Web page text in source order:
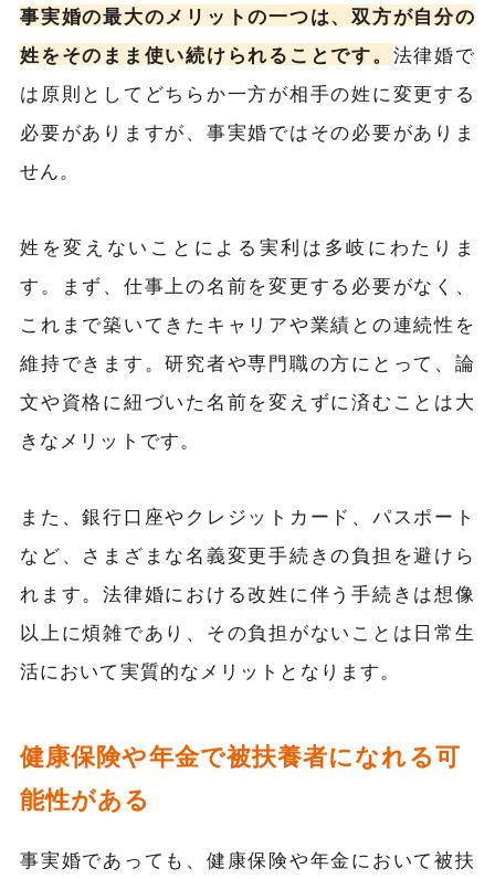
事実婚の最大のメリットの一つは、双方が自分の
姓をそのまま使い続けられることです。 法律婚で
は原則としてどちらか一方が相手の姓に変更する
必要がありますが、事実婚ではその必要がありま
せん。
姓を変えないことによる実利は多岐にわたりま
す。まず、仕事上の名前を変更する必要がなく、
これまで築いてきたキャリアや業績との連続性を
維持できます。研究者や専門職の方にとって、論
文や資格に紐づいた名前を変えずに済むことは大
きなメリットです。
また、銀行口座やクレジットカード、パスポート
など、さまざまな名義変更手続きの負担を避けら
れます。法律婚における改姓に伴う手続きは想像
以上に煩雑であり、その負担がないことは日常生
活において実質的なメリットとなります。
健康保険や年金で被扶養者になれる可
能性がある
事実婚であっても、健康保険や年金において被扶